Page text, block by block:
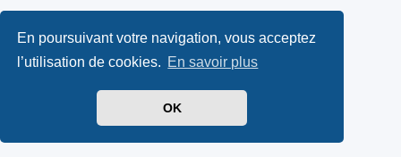
En poursuivant votre navigation, vous acceptez
l’utilisation de cookies. En savoir plus
OK